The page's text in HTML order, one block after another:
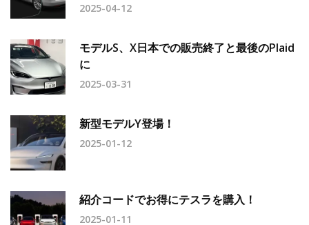
2025-04-12
モデルS、X日本での販売終了と最後のPlaid
に
2025-03-31
新型モデルY登場！
2025-01-12
紹介コードでお得にテスラを購入！
2025-01-11